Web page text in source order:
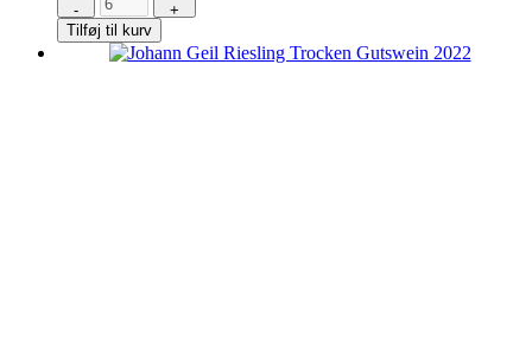
-
Johann
Geil
Riesling
+
Tilføj til kurv